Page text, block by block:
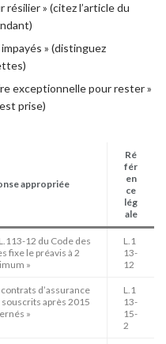
résilier » (citez l’article du
» (distinguez
exceptionnelle pour rester »
prise)
appropriée
Ré
fér
en
ce
lég
ale
12 du Code des
fixe le préavis à 2
»
L.1
13-
12
contrats d’assurance
après 2015
»
L.1
13-
15-
2